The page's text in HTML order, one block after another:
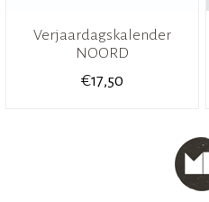
Verjaardagskalender
NOORD
€17,50